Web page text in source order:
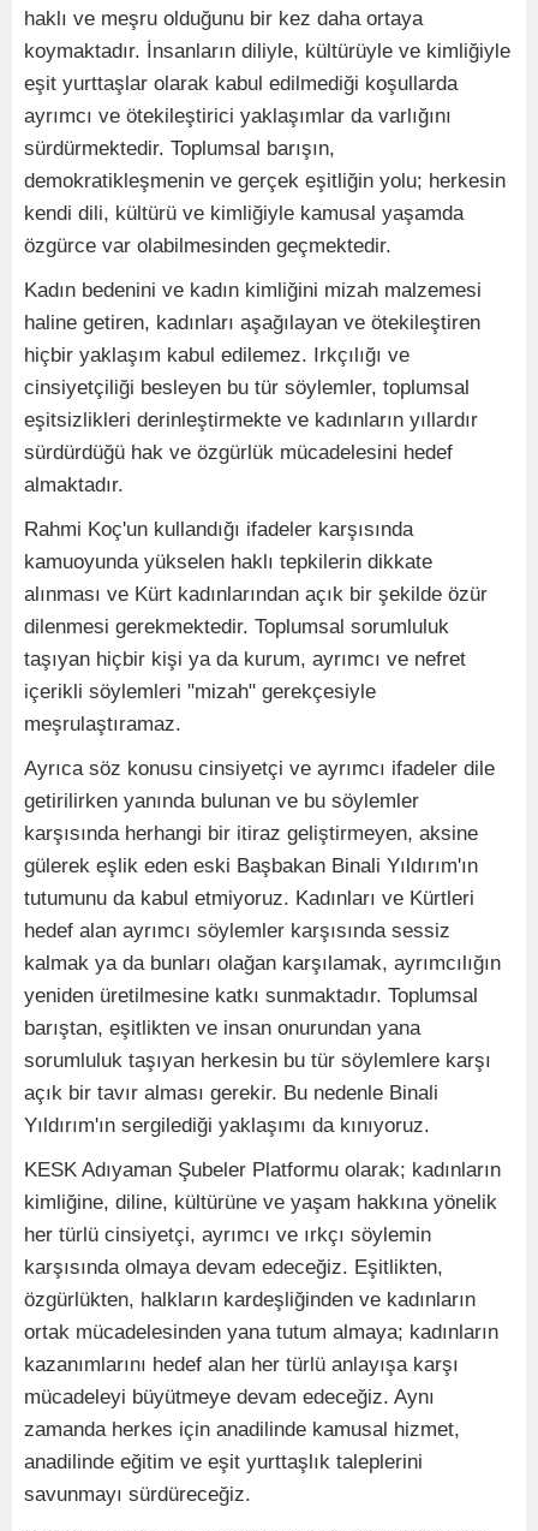
haklı ve meşru olduğunu bir kez daha ortaya
koymaktadır. İnsanların diliyle, kültürüyle ve kimliğiyle
eşit yurttaşlar olarak kabul edilmediği koşullarda
ayrımcı ve ötekileştirici yaklaşımlar da varlığını
sürdürmektedir. Toplumsal barışın,
demokratikleşmenin ve gerçek eşitliğin yolu; herkesin
kendi dili, kültürü ve kimliğiyle kamusal yaşamda
özgürce var olabilmesinden geçmektedir.
Kadın bedenini ve kadın kimliğini mizah malzemesi
haline getiren, kadınları aşağılayan ve ötekileştiren
hiçbir yaklaşım kabul edilemez. Irkçılığı ve
cinsiyetçiliği besleyen bu tür söylemler, toplumsal
eşitsizlikleri derinleştirmekte ve kadınların yıllardır
sürdürdüğü hak ve özgürlük mücadelesini hedef
almaktadır.
Rahmi Koç'un kullandığı ifadeler karşısında
kamuoyunda yükselen haklı tepkilerin dikkate
alınması ve Kürt kadınlarından açık bir şekilde özür
dilenmesi gerekmektedir. Toplumsal sorumluluk
taşıyan hiçbir kişi ya da kurum, ayrımcı ve nefret
içerikli söylemleri "mizah" gerekçesiyle
meşrulaştıramaz.
Ayrıca söz konusu cinsiyetçi ve ayrımcı ifadeler dile
getirilirken yanında bulunan ve bu söylemler
karşısında herhangi bir itiraz geliştirmeyen, aksine
gülerek eşlik eden eski Başbakan Binali Yıldırım'ın
tutumunu da kabul etmiyoruz. Kadınları ve Kürtleri
hedef alan ayrımcı söylemler karşısında sessiz
kalmak ya da bunları olağan karşılamak, ayrımcılığın
yeniden üretilmesine katkı sunmaktadır. Toplumsal
barıştan, eşitlikten ve insan onurundan yana
sorumluluk taşıyan herkesin bu tür söylemlere karşı
açık bir tavır alması gerekir. Bu nedenle Binali
Yıldırım'ın sergilediği yaklaşımı da kınıyoruz.
KESK Adıyaman Şubeler Platformu olarak; kadınların
kimliğine, diline, kültürüne ve yaşam hakkına yönelik
her türlü cinsiyetçi, ayrımcı ve ırkçı söylemin
karşısında olmaya devam edeceğiz. Eşitlikten,
özgürlükten, halkların kardeşliğinden ve kadınların
ortak mücadelesinden yana tutum almaya; kadınların
kazanımlarını hedef alan her türlü anlayışa karşı
mücadeleyi büyütmeye devam edeceğiz. Aynı
zamanda herkes için anadilinde kamusal hizmet,
anadilinde eğitim ve eşit yurttaşlık taleplerini
savunmayı sürdüreceğiz.